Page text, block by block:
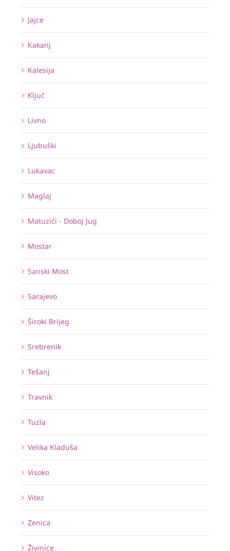
Jajce
Kakanj
Kalesija
Ključ
Livno
Ljubuški
Lukavac
Maglaj
Matuzići - Doboj Jug
Mostar
Sanski Most
Sarajevo
Široki Brijeg
Srebrenik
Tešanj
Travnik
Tuzla
Velika Kladuša
Visoko
Vitez
Zenica
Živinice